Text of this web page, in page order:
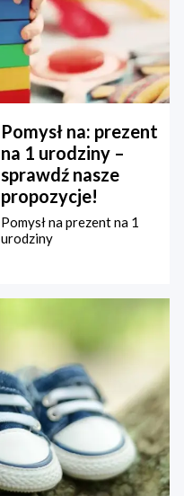
Pomysł na: prezent
na 1 urodziny –
sprawdź nasze
propozycje!
Pomysł na prezent na 1
urodziny